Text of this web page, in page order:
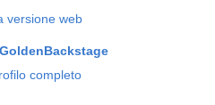
versione web
completo